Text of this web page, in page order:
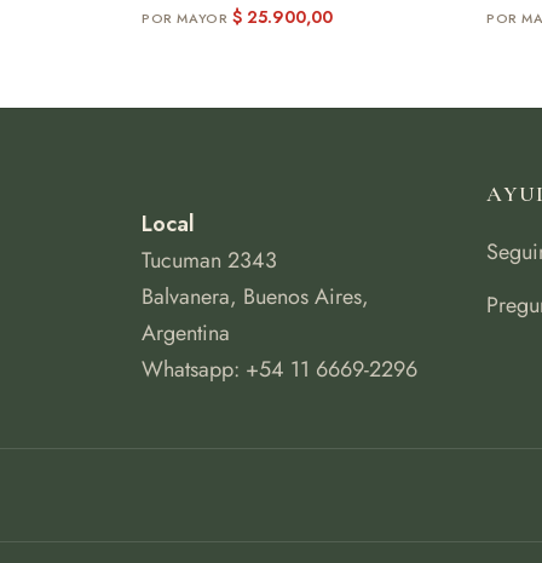
$ 25.900,00
Local
Tucuman 2343
Balvanera, Buenos Aires,
Argentina
Whatsapp: +54 11 6669-2296